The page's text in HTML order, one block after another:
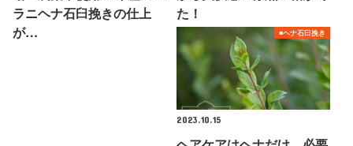
ラニヘナ石臼挽きの仕上
が…
た！
■ヘナ石臼挽き
2023.10.15